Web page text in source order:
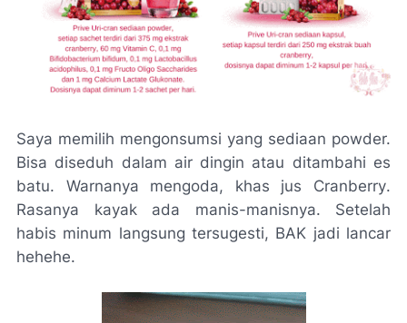
Saya memilih mengonsumsi yang sediaan powder.
Bisa diseduh dalam air dingin atau ditambahi es
batu. Warnanya mengoda, khas jus Cranberry.
Rasanya kayak ada manis-manisnya. Setelah
habis minum langsung tersugesti, BAK jadi lancar
hehehe.